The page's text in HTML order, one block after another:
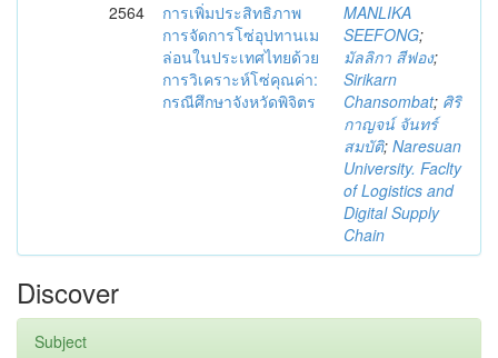
2564
การเพิ่มประสิทธิภาพ
การจัดการโซ่อุปทานเม
ล่อนในประเทศไทยด้วย
การวิเคราะห์โซ่คุณค่า:
กรณีศึกษาจังหวัดพิจิตร
MANLIKA
SEEFONG;
มัลลิกา สีฟอง;
Sirikarn
Chansombat; ศิริ
กาญจน์ จันทร์
สมบัติ; Naresuan
University. Faclty
of Logistics and
Digital Supply
Chain
Discover
Subject